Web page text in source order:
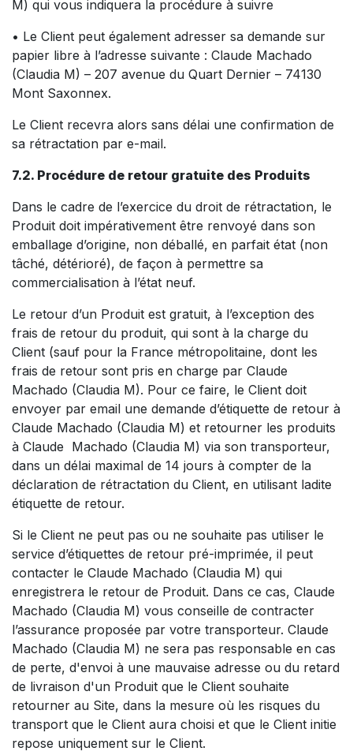
M) qui vous indiquera la procédure à suivre
• Le Client peut également adresser sa demande sur
papier libre à l’adresse suivante : Claude Machado
(Claudia M) – 207 avenue du Quart Dernier – 74130
Mont Saxonnex.
Le Client recevra alors sans délai une confirmation de
sa rétractation par e-mail.
7.2. Procédure de retour gratuite des Produits
Dans le cadre de l’exercice du droit de rétractation, le
Produit doit impérativement être renvoyé dans son
emballage d’origine, non déballé, en parfait état (non
tâché, détérioré), de façon à permettre sa
commercialisation à l’état neuf.
Le retour d’un Produit est gratuit, à l’exception des
frais de retour du produit, qui sont à la charge du
Client (sauf pour la France métropolitaine, dont les
frais de retour sont pris en charge par Claude
Machado (Claudia M). Pour ce faire, le Client doit
envoyer par email une demande d’étiquette de retour à
Claude Machado (Claudia M) et retourner les produits
à Claude Machado (Claudia M) via son transporteur,
dans un délai maximal de 14 jours à compter de la
déclaration de rétractation du Client, en utilisant ladite
étiquette de retour.
Si le Client ne peut pas ou ne souhaite pas utiliser le
service d’étiquettes de retour pré-imprimée, il peut
contacter le Claude Machado (Claudia M) qui
enregistrera le retour de Produit. Dans ce cas, Claude
Machado (Claudia M) vous conseille de contracter
l’assurance proposée par votre transporteur. Claude
Machado (Claudia M) ne sera pas responsable en cas
de perte, d'envoi à une mauvaise adresse ou du retard
de livraison d'un Produit que le Client souhaite
retourner au Site, dans la mesure où les risques du
transport que le Client aura choisi et que le Client initie
repose uniquement sur le Client.